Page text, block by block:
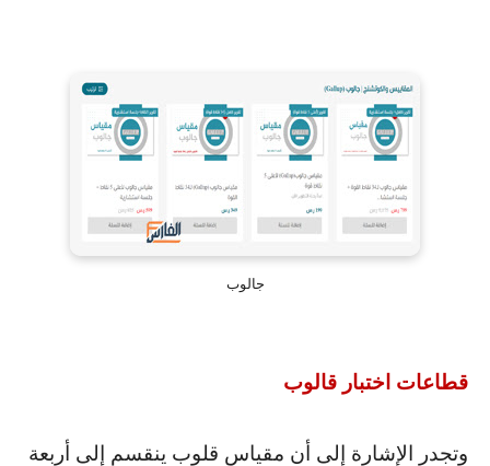
جالوب
قطاعات اختبار قالوب
وتجدر الإشارة إلى أن مقياس قلوب ينقسم إلى أربعة